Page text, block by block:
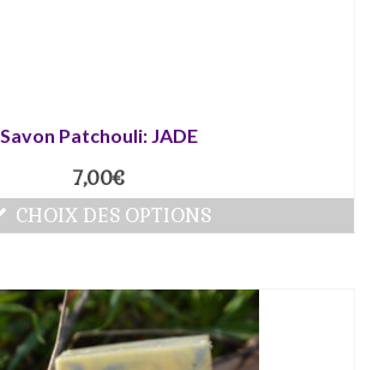
Savon Patchouli: JADE
7,00€
CHOIX DES OPTIONS